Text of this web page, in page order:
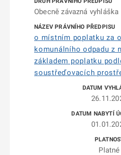
Obecně závazná vyhláška
o místním poplatku za
komunálního odpadu z
základem poplatku
soustřeďovacích
Platné